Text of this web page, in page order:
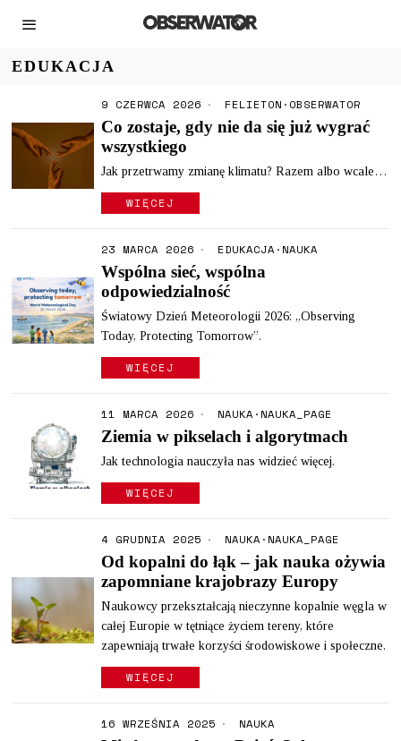
EDUKACJA
9 CZERWCA 2026 FELIETON · OBSERWATOR
Co zostaje, gdy nie da się już wygrać
wszystkiego
Jak przetrwamy zmianę klimatu? Razem albo wcale…
WIĘCEJ
23 MARCA 2026 EDUKACJA · NAUKA
Wspólna sieć, wspólna
odpowiedzialność
Światowy Dzień Meteorologii 2026: „Observing
Today, Protecting Tomorrow”.
WIĘCEJ
11 MARCA 2026 NAUKA · NAUKA_PAGE
Ziemia w pikselach i algorytmach
Jak technologia nauczyła nas widzieć więcej.
WIĘCEJ
4 GRUDNIA 2025 NAUKA · NAUKA_PAGE
Od kopalni do łąk – jak nauka ożywia
zapomniane krajobrazy Europy
Naukowcy przekształcają nieczynne kopalnie węgla w
całej Europie w tętniące życiem tereny, które
zapewniają trwałe korzyści środowiskowe i społeczne.
WIĘCEJ
16 WRZEŚNIA 2025 NAUKA